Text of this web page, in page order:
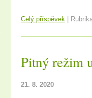
Celý příspěvek
Pitný režim
21. 8. 2020